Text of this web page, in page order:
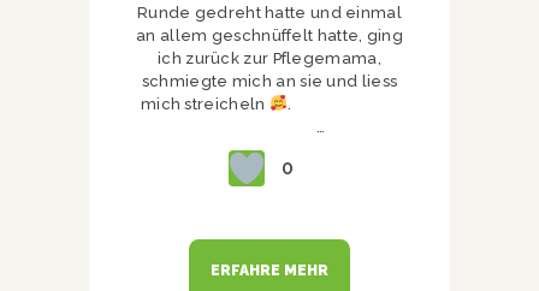
Runde gedreht hatte und einmal
an allem geschnüffelt hatte, ging
ich zurück zur Pflegemama,
schmiegte mich an sie und liess
mich streicheln
0
ERFAHRE MEHR